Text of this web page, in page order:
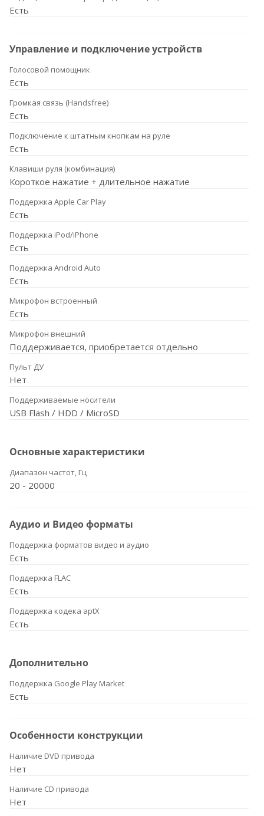
Есть
Управление и подключение устройств
Голосовой помощник
Есть
Громкая связь (Handsfree)
Есть
Подключение к штатным кнопкам на руле
Есть
Клавиши руля (комбинация)
Короткое нажатие + длительное нажатие
Поддержка Apple Car Play
Есть
Поддержка iPod/iPhone
Есть
Поддержка Android Auto
Есть
Микрофон встроенный
Есть
Микрофон внешний
Поддерживается, приобретается отдельно
Пульт ДУ
Нет
Поддерживаемые носители
USB Flash / HDD / MicroSD
Основные характеристики
Диапазон частот, Гц
20 - 20000
Аудио и Видео форматы
Поддержка форматов видео и аудио
Есть
Поддержка FLAC
Есть
Поддержка кодека aptX
Есть
Дополнительно
Поддержка Google Play Market
Есть
Особенности конструкции
Наличие DVD привода
Нет
Наличие CD привода
Нет